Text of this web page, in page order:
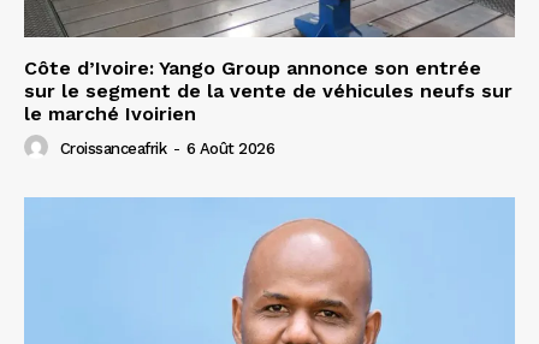
Côte d’Ivoire: Yango Group annonce son entrée
sur le segment de la vente de véhicules neufs sur
le marché Ivoirien
Croissanceafrik - 6 Août 2026